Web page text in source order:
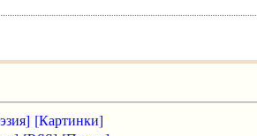
[Картинки]